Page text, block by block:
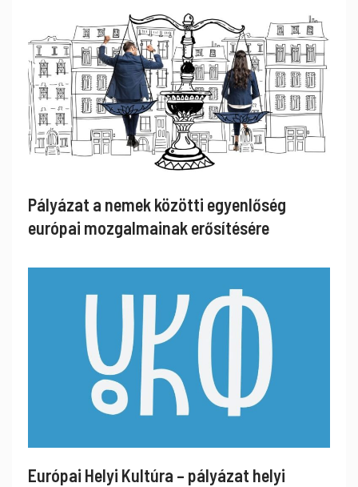
Pályázat a nemek közötti egyenlőség
európai mozgalmainak erősítésére
Európai Helyi Kultúra – pályázat helyi